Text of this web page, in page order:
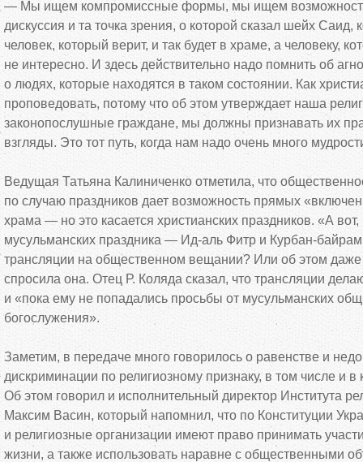
— Мы ищем компромиссные формы, мы ищем
дискуссия и та точка зрения, о которой сказал шейх Саид,
человек, который верит, и так будет в храме, а человеку,
не интересно. И здесь действительно надо помнить об
о людях, которые находятся в таком состоянии. Как
проповедовать, потому что об этом утверждает наша
законопослушные граждане, мы должны признавать их
взгляды. Это тот путь, когда нам надо очень много
Ведущая Татьяна Калиниченко отметила, что
по случаю праздников дает возможность прямых «
храма — но это касается христианских праздников. «А
мусульманских праздника — Ид-аль Фитр и Курбан-байрам
трансляции на общественном вещании? Или об этом
спросила она. Отец Р. Коляда сказал, что трансляции
и «пока ему не попадались просьбы от мусульманских
богослужения».
Заметим, в передаче много говорилось о равенстве и
дискриминации по религиозному признаку, в том числе и в
Об этом говорил и исполнительный директор Института
Максим Васин, который напомнил, что по Конституции
и религиозные организации имеют право принимать
жизни, а также использовать наравне с общественными